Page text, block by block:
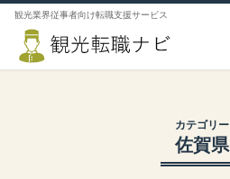
観光業界従事者向け転職支援サービス
カテゴリー
佐賀県